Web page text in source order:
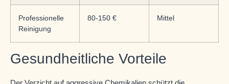
Professionelle
Reinigung
80-150 € Mittel
Gesundheitliche Vorteile